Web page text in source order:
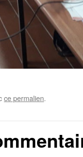
ce permalien.